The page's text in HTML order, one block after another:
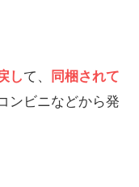
して、
同梱されて
ンビニなどから発